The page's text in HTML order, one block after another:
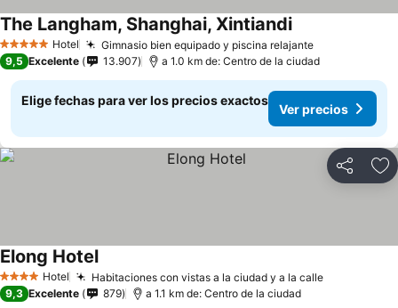
5 Estrellas Hotel Gimnasio bien equipado y piscina relajante
The Langham, Shanghai, Xintiandi
9,5 Excelente 13.907 a 1.0 km de: Centro de la ciudad
Elige fechas para ver los precios exactos
Ver precios
Compartir
4 EstrellasHotel Habitaciones con vistas a la ciudad y a la calle
Elong Hotel
9,3 Excelente 879 a 1.1 km de: Centro de la ciudad